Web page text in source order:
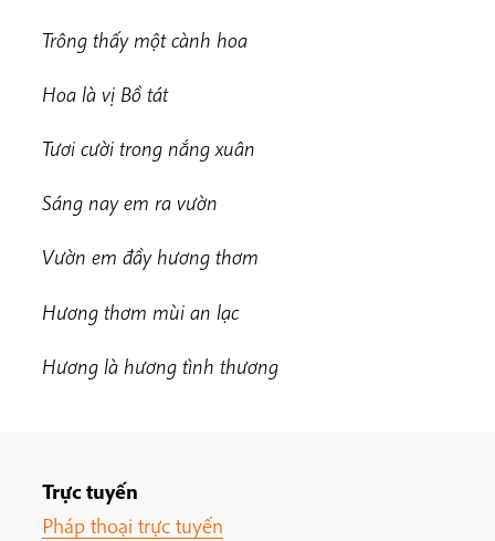
Trông thấy một cành hoa
Hoa là vị Bồ tát
Tươi cười trong nắng xuân
Sáng nay em ra vườn
Vườn em đầy hương thơm
Hương thơm mùi an lạc
Hương là hương tình thương
Trực tuyến
Pháp thoại trực tuyến